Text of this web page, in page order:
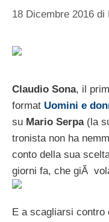
18 Dicembre 2016 di
Claudio Sona, il
format Uomini e
su Mario Serpa (la
tronista non ha
conto della sua
giorni fa, che giÃ
E a scagliarsi contro